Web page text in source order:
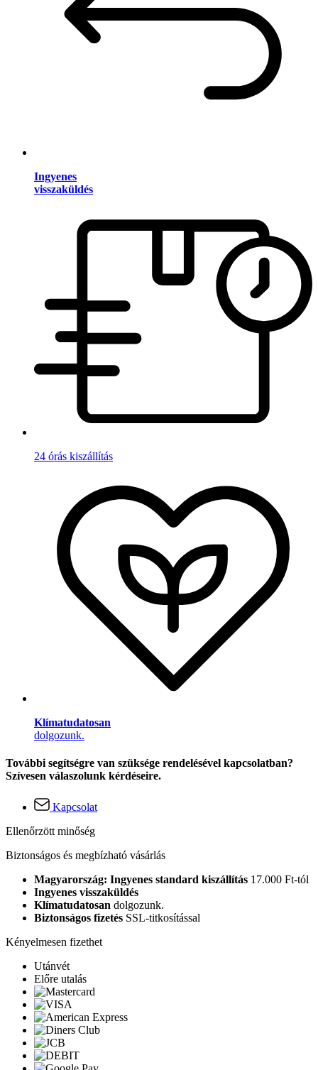
Ingyenes
visszaküldés
24 órás kiszállítás
Klímatudatosan
dolgozunk.
További segítségre van szüksége rendelésével kapcsolatban?
Szívesen válaszolunk kérdéseire.
Kapcsolat
Ellenőrzött minőség
Biztonságos és megbízható vásárlás
Magyarország: Ingyenes standard kiszállítás 17.000 Ft-tól
Ingyenes visszaküldés
Klímatudatosan dolgozunk.
Biztonságos fizetés SSL-titkosítással
Kényelmesen fizethet
Utánvét
Előre utalás